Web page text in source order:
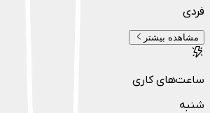
فردی
مشاهده بیشتر
ساعت‌های کاری
شنبه